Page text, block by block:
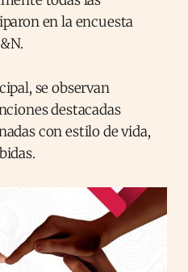
en la encuesta
se observan
destacadas
con estilo de vida,